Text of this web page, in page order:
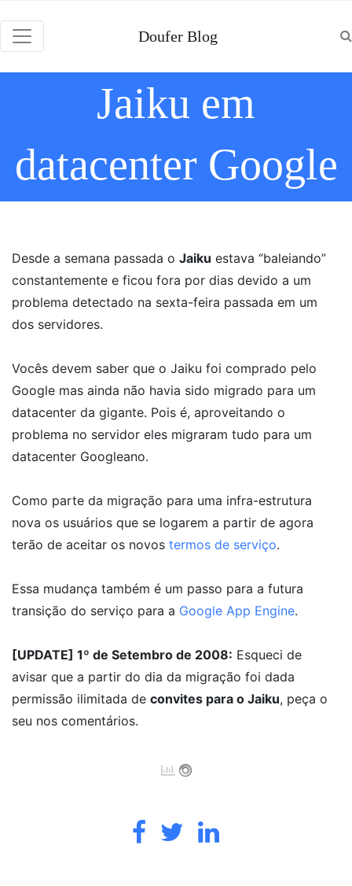
Doufer Blog
Jaiku em
datacenter Google
Desde a semana passada o Jaiku estava “baleiando”
constantemente e ficou fora por dias devido a um
problema detectado na sexta-feira passada em um
dos servidores.
Vocês devem saber que o Jaiku foi comprado pelo
Google mas ainda não havia sido migrado para um
datacenter da gigante. Pois é, aproveitando o
problema no servidor eles migraram tudo para um
datacenter Googleano.
Como parte da migração para uma infra-estrutura
nova os usuários que se logarem a partir de agora
terão de aceitar os novos termos de serviço.
Essa mudança também é um passo para a futura
transição do serviço para a Google App Engine.
[UPDATE] 1º de Setembro de 2008: Esqueci de
avisar que a partir do dia da migração foi dada
permissão ilimitada de convites para o Jaiku, peça o
seu nos comentários.